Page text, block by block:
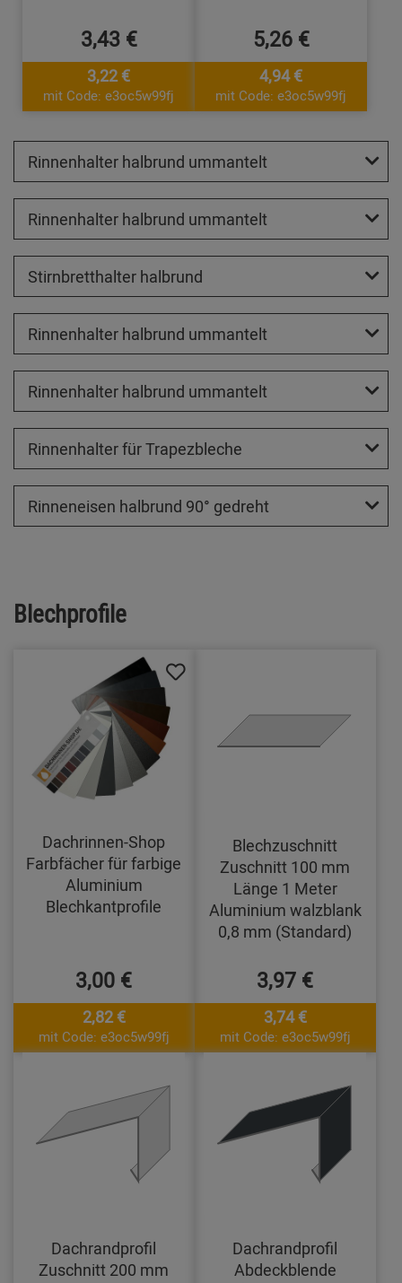
3,43 €
3,22 €
mit Code: e3oc5w99fj
5,26 €
4,94 €
mit Code: e3oc5w99fj
Rinnenhalter halbrund ummantelt
Rinnenhalter halbrund ummantelt
Stirnbretthalter halbrund
Rinnenhalter halbrund ummantelt
Rinnenhalter halbrund ummantelt
Rinnenhalter für Trapezbleche
Rinneneisen halbrund 90° gedreht
Blechprofile
Dachrinnen-Shop
Farbfächer für farbige
Aluminium
Blechkantprofile
3,00 €
2,82 €
mit Code: e3oc5w99fj
Blechzuschnitt
Zuschnitt 100 mm
Länge 1 Meter
Aluminium walzblank
0,8 mm (Standard)
3,97 €
3,74 €
mit Code: e3oc5w99fj
Dachrandprofil
Zuschnitt 200 mm
Dachrandprofil
Abdeckblende